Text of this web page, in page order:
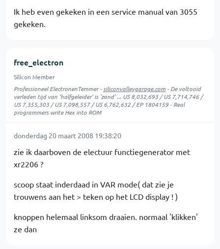
Ik heb even gekeken in een service manual van 3055
gekeken.
free_electron
Silicon Member
Professioneel ElectronenTemmer - siliconvalleygarage.com - De voltooid
verleden tijd van 'halfgeleider' is 'zand' ... US 8,032,693 / US 7,714,746 /
US 7,355,303 / US 7,098,557 / US 6,762,632 / EP 1804159 - Real
programmers write Hex into ROM
donderdag 20 maart 2008 19:38:20
zie ik daarboven de electuur functiegenerator met
xr2206 ?
scoop staat inderdaad in VAR mode( dat zie je
trouwens aan het > teken op het LCD display ! )
knoppen helemaal linksom draaien. normaal 'klikken'
ze dan